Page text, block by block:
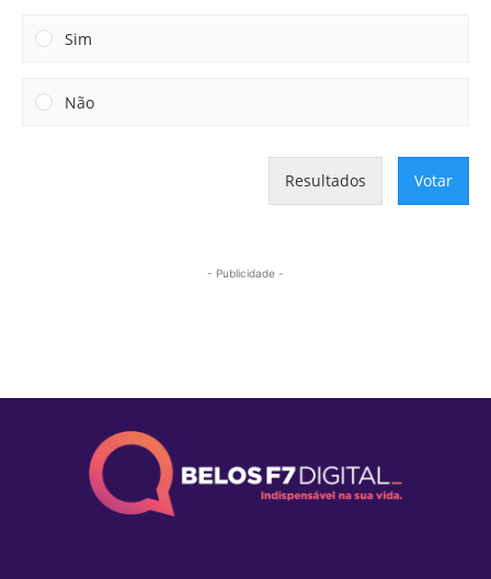
Sim
Não
Resultados Votar
- Publicidade -